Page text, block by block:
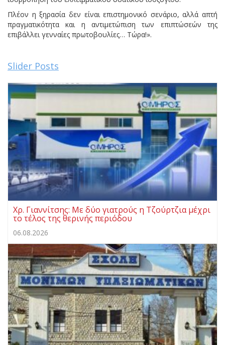
Πλέον η ξηρασία δεν είναι επιστημονικό σενάριο, αλλά απτή
πραγματικότητα και η αντιμετώπιση των επιπτώσεών της
επιβάλλει γενναίες πρωτοβουλίες… Τώρα!».
Slider Posts
Χρ. Γιαννίτσης: Με δύο γιατρούς η Τζούρτζια μέχρι
το τέλος της θερινής περιόδου
06.08.2026